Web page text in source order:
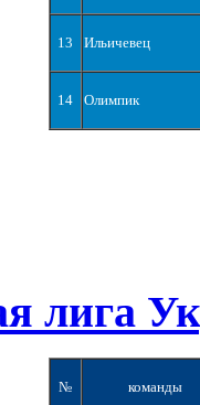
13 Ильичевец
14 Олимпик
лига
№ команды